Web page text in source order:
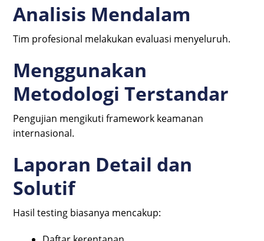
Analisis Mendalam
Tim profesional melakukan evaluasi menyeluruh.
Menggunakan
Metodologi Terstandar
Pengujian mengikuti framework keamanan
internasional.
Laporan Detail dan
Solutif
Hasil testing biasanya mencakup: